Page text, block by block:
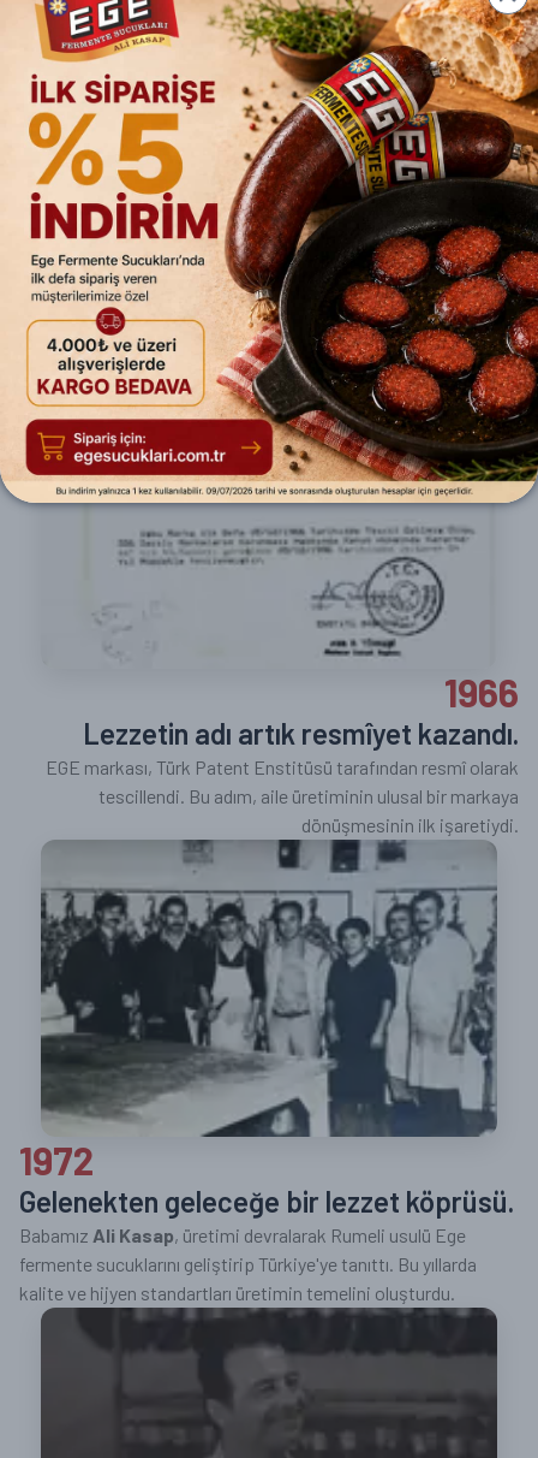
üretim tesisinde başlayan bu hikaye,nesiller boyunca sürdü.
1966
Lezzetin adı artık resmîyet kazandı.
EGE markası, Türk Patent Enstitüsü tarafından resmî olarak
tescillendi. Bu adım, aile üretiminin ulusal bir markaya
dönüşmesinin ilk işaretiydi.
1972
Gelenekten geleceğe bir lezzet köprüsü.
Babamız Ali Kasap, üretimi devralarak Rumeli usulü Ege
fermente sucuklarını geliştirip Türkiye'ye tanıttı. Bu yıllarda
kalite ve hijyen standartları üretimin temelini oluşturdu.